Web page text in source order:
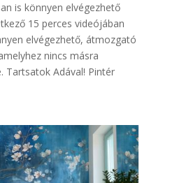
is könnyen elvégezhető
15 perces videójában
elvégezhető, átmozgató
nincs másra
Tartsatok Adával! Pintér